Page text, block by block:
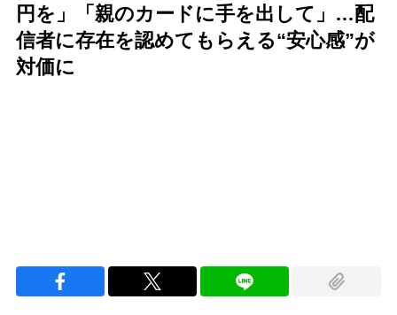
円を」「親のカードに手を出して」…配
信者に存在を認めてもらえる“安心感”が
対価に